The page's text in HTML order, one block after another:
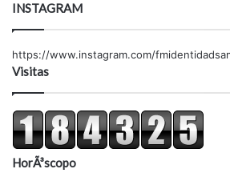
INSTAGRAM
https://www.instagram.com/
Visitas
HorÃ³scopo